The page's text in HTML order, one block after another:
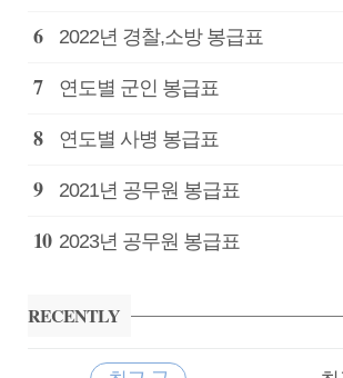
2022년 경찰,소방 봉급표
연도별 군인 봉급표
연도별 사병 봉급표
2021년 공무원 봉급표
2023년 공무원 봉급표
RECENTLY